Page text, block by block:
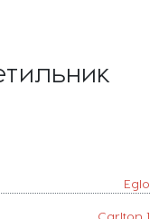
Eglo
Carlton 1